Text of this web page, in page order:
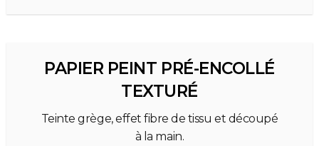
PAPIER PEINT PRÉ-ENCOLLÉ
TEXTURÉ
Teinte grège, effet fibre de tissu et découpé
à la main.